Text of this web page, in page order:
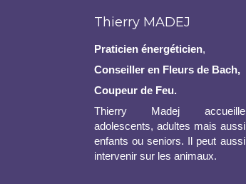
Thierry MADEJ
Praticien énergéticien,
Conseiller en Fleurs de Bach,
Coupeur de Feu.
Thierry Madej accueille
adolescents, adultes mais aussi
enfants ou seniors. Il peut aussi
intervenir sur les animaux.